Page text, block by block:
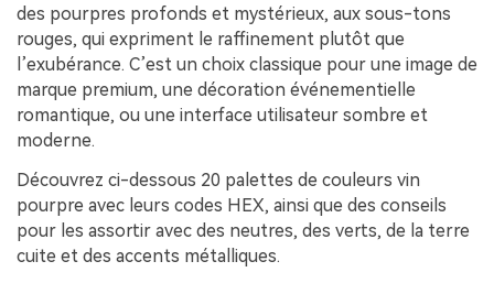
des pourpres profonds et mystérieux, aux sous-tons
rouges, qui expriment le raffinement plutôt que
l’exubérance. C’est un choix classique pour une image de
marque premium, une décoration événementielle
romantique, ou une interface utilisateur sombre et
moderne.
Découvrez ci-dessous 20 palettes de couleurs vin
pourpre avec leurs codes HEX, ainsi que des conseils
pour les assortir avec des neutres, des verts, de la terre
cuite et des accents métalliques.